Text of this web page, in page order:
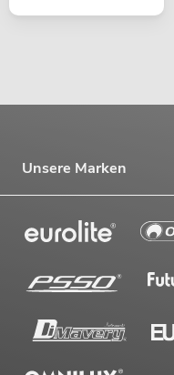
Unsere Marken